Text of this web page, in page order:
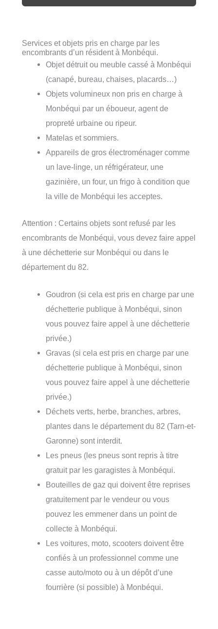
Services et objets pris en charge par les
encombrants d’un résident à Monbéqui.
Objet détruit ou meuble cassé à Monbéqui
(canapé, bureau, chaises, placards…)
Objets volumineux non pris en charge à
Monbéqui par un éboueur, agent de
propreté urbaine ou ripeur.
Matelas et sommiers.
Appareils de gros électroménager comme
un lave-linge, un réfrigérateur, une
gazinière, un four, un frigo à condition que
la ville de Monbéqui les acceptes.
Attention : Certains objets sont refusé par les
encombrants de Monbéqui, vous devez faire appel
à une déchetterie sur Monbéqui ou dans le
département du 82.
Goudron (si cela est pris en charge par une
déchetterie publique à Monbéqui, sinon
vous pouvez faire appel à une déchetterie
privée.)
Gravas (si cela est pris en charge par une
déchetterie publique à Monbéqui, sinon
vous pouvez faire appel à une déchetterie
privée.)
Déchets verts, herbe, branches, arbres,
plantes dans le département du 82 (Tarn-et-
Garonne) sont interdit.
Les pneus (les pneus sont repris à titre
gratuit par les garagistes à Monbéqui.
Bouteilles de gaz qui doivent être reprises
gratuitement par le vendeur ou vous
pouvez les emmener dans un point de
collecte à Monbéqui.
Les voitures, moto, scooters doivent être
confiés à un professionnel comme une
casse auto/moto ou à un dépôt d’une
fourrière (si possible) à Monbéqui.